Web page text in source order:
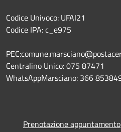
Codice Univoco: UFAI21
Codice IPA: c_e975
Centralino Unico: 075 87471
WhatsAppMarsciano: 366
Prenotazione appuntamento